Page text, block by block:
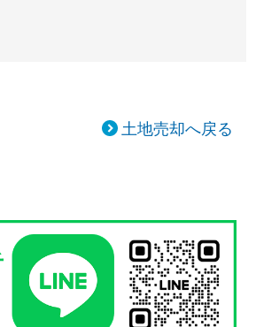
土地売却へ戻る